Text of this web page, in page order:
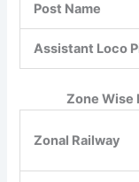
Post Name
Assistant Loco
Zone Wise
Zonal Railway